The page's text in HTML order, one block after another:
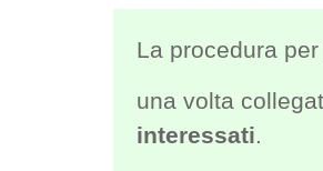
La procedura
una volta
interessati.